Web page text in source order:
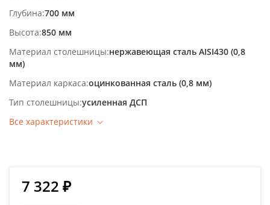
Глубина 700 мм
Высота 850 мм
Материал столешницы нержавеющая сталь AISI430 (0,8
мм)
Материал каркаса оцинкованная сталь (0,8 мм)
Тип столешницы усиленная ДСП
Все характеристики
7 322 ₽